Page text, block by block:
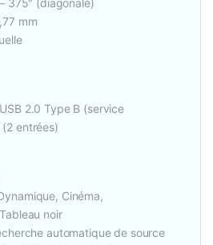
mm
2.0 Type B (service
entrées)
Cinéma,
noir
automatique de source